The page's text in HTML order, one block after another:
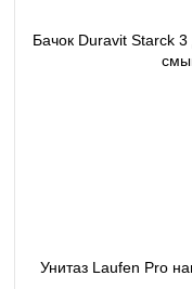
Бачок Duravit Starck
Унитаз Laufen Pro